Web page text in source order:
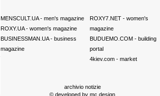
MENSCULT.UA- men's magazine
ROXY.UA- women's magazine
BUSINESSMAN.UA- business
magazine
ROXY7.NET- women's
magazine
BUDUEMO.COM- building
portal
4kiev.com- market
archivio notizie
© developed by mc design